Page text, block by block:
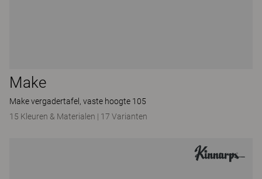
Make
Make vergadertafel, vaste hoogte 105
15 Kleuren & Materialen | 17 Varianten